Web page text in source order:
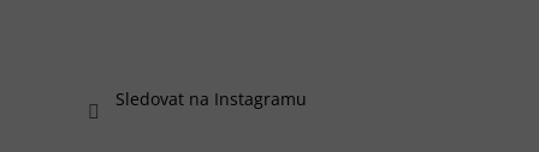
Sledovat na Instagramu